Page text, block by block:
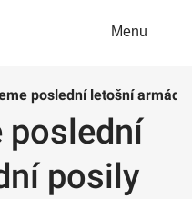
Menu
poslední letošní
poslední
posily